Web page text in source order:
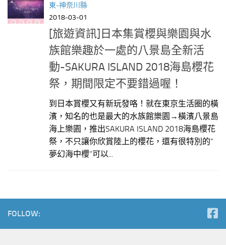
東-神奈川縣
2018-03-01
[旅遊資訊]日本集賞櫻與樂園與水
族館樂趣於一處的八景島全新活
動-SAKURA ISLAND 2018海島櫻花
祭，期間限定不要錯過喔！
到日本賞櫻又有新玩發咯！就在東京生活圈的橫
濱，知名的也是最大的水族館樂園→橫濱八景島
海上樂園，推出SAKURA ISLAND 2018海島櫻花
祭，不只讓你欣賞陸上的櫻花，還有很特別的”
夢幻海中櫻”可以...
FOLLOW: